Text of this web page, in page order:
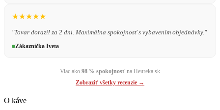
★★★★★
"Tovar dorazil za 2 dni. Maximálna spokojnosť s vybavením objednávky."
Zákazníčka Iveta
Viac ako 98 % spokojnosť na Heureka.sk
Zobraziť všetky recenzie →
O káve